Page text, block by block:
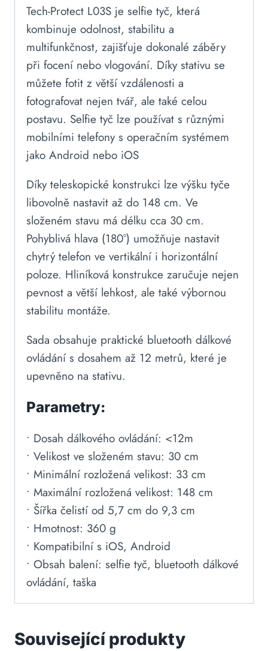
Tech-Protect L03S je selfie tyč, která
kombinuje odolnost, stabilitu a
multifunkčnost, zajišťuje dokonalé záběry
při focení nebo vlogování. Díky stativu se
můžete fotit z větší vzdálenosti a
fotografovat nejen tvář, ale také celou
postavu. Selfie tyč lze používat s různými
mobilními telefony s operačním systémem
jako Android nebo iOS
Díky teleskopické konstrukci lze výšku tyče
libovolně nastavit až do 148 cm. Ve
složeném stavu má délku cca 30 cm.
Pohyblivá hlava (180°) umožňuje nastavit
chytrý telefon ve vertikální i horizontální
poloze. Hliníková konstrukce zaručuje nejen
pevnost a větší lehkost, ale také výbornou
stabilitu montáže.
Sada obsahuje praktické bluetooth dálkové
ovládání s dosahem až 12 metrů, které je
upevněno na stativu.
Parametry:
• Dosah dálkového ovládání: <12m
• Velikost ve složeném stavu: 30 cm
• Minimální rozložená velikost: 33 cm
• Maximální rozložená velikost: 148 cm
• Šířka čelistí od 5,7 cm do 9,3 cm
• Hmotnost: 360 g
• Kompatibilní s iOS, Android
• Obsah balení: selfie tyč, bluetooth dálkové
ovládání, taška
Související produkty